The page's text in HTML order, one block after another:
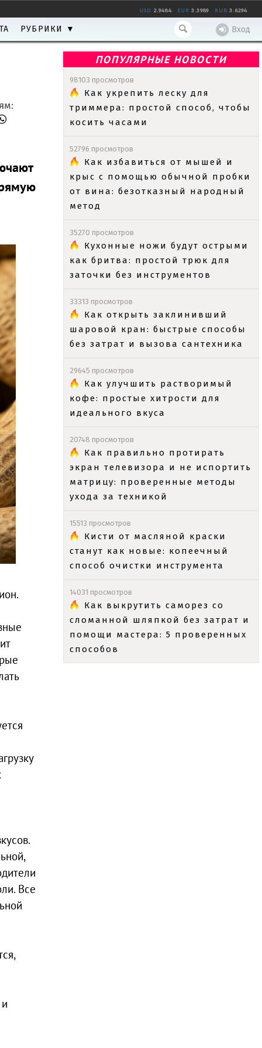
USD 2.9484 EUR 3.3989 RUB 3.6294
Вход
РУБРИКИ ▼
ПОПУЛЯРНЫЕ НОВОСТИ
98103 просмотров
Как укрепить леску для
триммера: простой способ, чтобы
косить часами
52796 просмотров
Как избавиться от мышей и
крыс с помощью обычной пробки
от вина: безотказный народный
метод
35270 просмотров
Кухонные ножи будут острыми
как бритва: простой трюк для
заточки без инструментов
33313 просмотров
Как открыть заклинивший
шаровой кран: быстрые способы
без затрат и вызова сантехника
29645 просмотров
Как улучшить растворимый
кофе: простые хитрости для
идеального вкуса
20748 просмотров
Как правильно протирать
экран телевизора и не испортить
матрицу: проверенные методы
ухода за техникой
15513 просмотров
Кисти от масляной краски
станут как новые: копеечный
способ очистки инструмента
14031 просмотров
Как выкрутить саморез со
сломанной шляпкой без затрат и
помощи мастера: 5 проверенных
способов
Все